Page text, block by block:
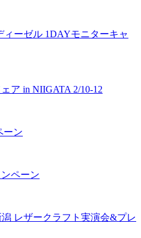
ィーゼル 1DAYモニターキャ
ア in NIIGATA 2/10-12
ーン
ペーン
レザークラフト実演会&プレ